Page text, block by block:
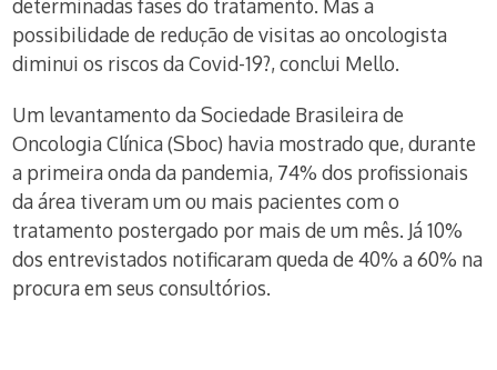
determinadas fases do tratamento. Mas a
possibilidade de redução de visitas ao oncologista
diminui os riscos da Covid-19?, conclui Mello.
Um levantamento da Sociedade Brasileira de
Oncologia Clínica (Sboc) havia mostrado que, durante
a primeira onda da pandemia, 74% dos profissionais
da área tiveram um ou mais pacientes com o
tratamento postergado por mais de um mês. Já 10%
dos entrevistados notificaram queda de 40% a 60% na
procura em seus consultórios.